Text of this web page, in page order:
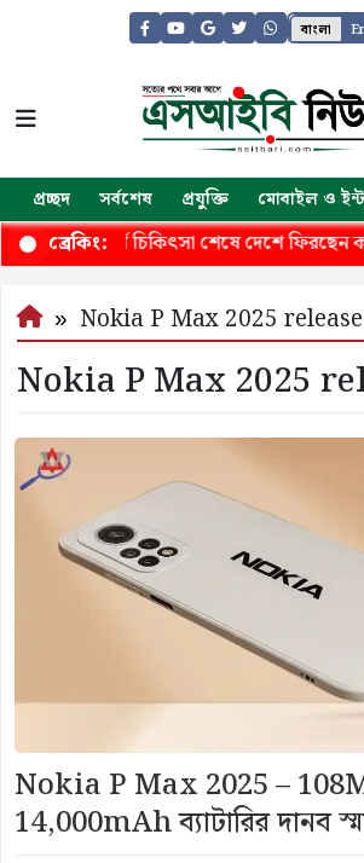
বাংলা
প্রচ্ছদ সর্বশেষ প্রযুক্তি মোবাইল ও
ব্রেকিং:দীর্ঘ চিকিৎসা শেষে দেশে ফিরছেন
Nokia P Max 2025
Nokia P Max 2025
Nokia P Max 2025 –
14,000mAh ব্যাটারির দানব